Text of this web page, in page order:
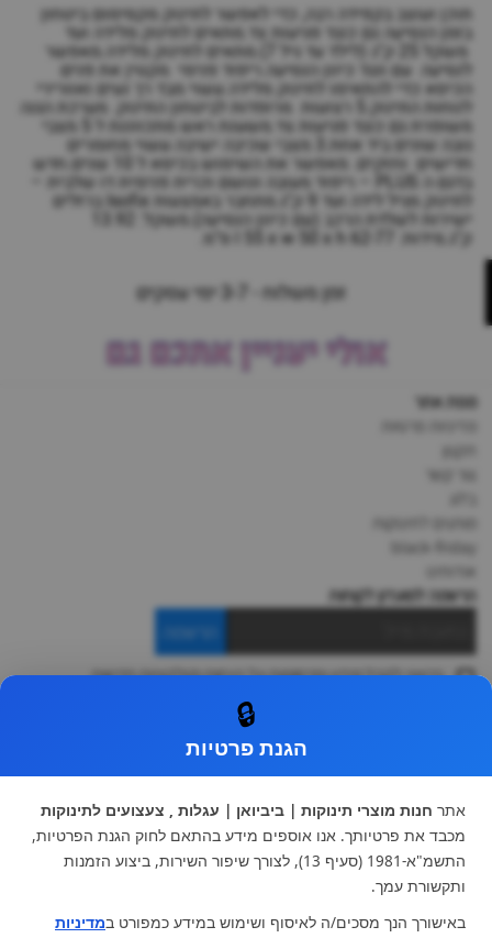
תוכן ועוצב בקפידה רבה, כדי לאפשר לתינוק מקסימום ביטחון
בזמן הנסיעה גם כנגד פגיעות צד.מתאים לתינוק מלידה ועד
משקל 25 ק"ג (לילד עד גיל 7).מתאים לתינוק מלידה.מאפשר
לנסיעה עם ונגד כיוון הנסיעה.ריפוד פנימי מקטין את פנים
הכיסא כדי להתאימו לתינוק מלידה.עשוי מבד רך נעים ואוורירי
לנוחות התינוק.5 רצועות מרופדות לביטחון התינוק. מערכת הגנה
משופרת גם כנגד פגיעות צד.משענת ראש מתכווננת ל 5 מצבי
גובה שונים ביד אחת.3 מצבי שכיבה ישיבה.עשוי מחומרים
חדישים וחזקים. מאפשר את השימוש בכיסא ל 10 שנים.חדש
בדגם ה PLUS – ריפוד מעובה ונושם וכרית פנימית דו שלבית –
לתינוק מגיל לידה ועד 9 ק"ג.מתחבר באמצעות Isofix ברזלים
ישירות לשלדת הרכב (עם כיוון הנסיעה).משקל: 13.92
ק"ג.מידות: l 55 x w 50 x h 62-77 ס"מ.
זמן משלוח - 3-7 ימי עסקים
אולי יעניין אתכם גם
מפת אתר
צור קשר
מותגים לתינוקות
black-friday
אודותינו
הרשמה למועדון לקוחות
הרשמה
ברצוני לקבל מידע ופרסומות על הנחות וקולקציות חדשות
עגלות וטיולונים
כיסא בטיחות ואביזרים
ריהוט לתינוקות
מצעים למיטת תינוק וטקסטיל
צעצועי ילדים
על גלגלים
הנקה והאכלה
מוצרי אמבטיה
🔒
הגנת פרטיות
אתר חנות מוצרי תינוקות | ביביואן | עגלות , צעצועים לתינוקות
מכבד את פרטיותך. אנו אוספים מידע בהתאם לחוק הגנת הפרטיות,
התשמ"א-1981 (סעיף 13), לצורך שיפור השירות, ביצוע הזמנות
ותקשורת עמך.
באישורך הנך מסכים/ה לאיסוף ושימוש במידע כמפורט במדיניות